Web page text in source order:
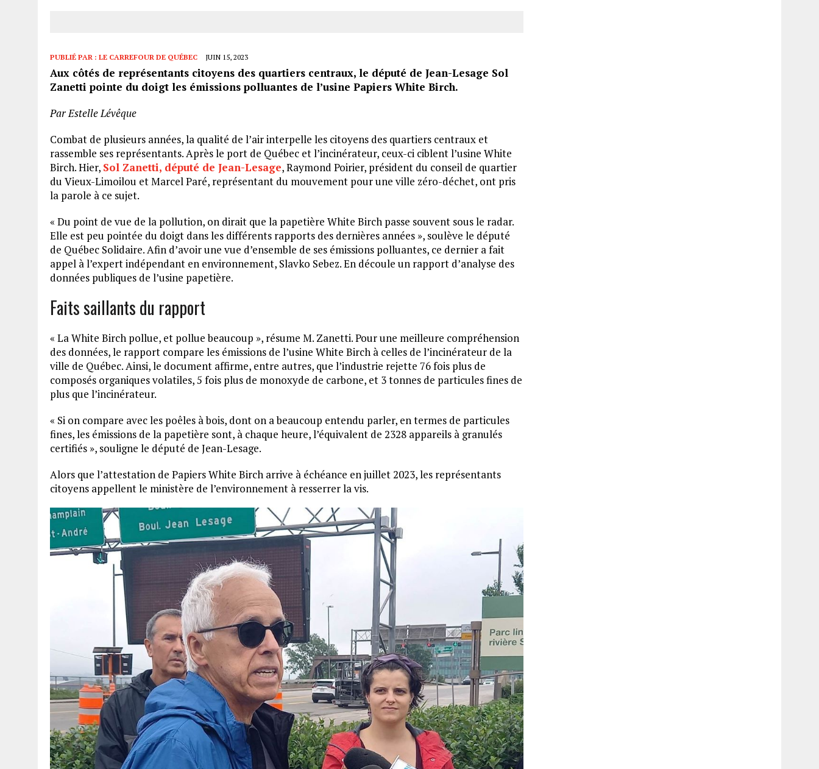
PUBLIÉ PAR : LE CARREFOUR DE QUÉBEC JUIN 15, 2023
Aux côtés de représentants citoyens des quartiers centraux, le député de Jean-Lesage Sol
Zanetti pointe du doigt les émissions polluantes de l’usine Papiers White Birch.
Par Estelle Lévêque
Combat de plusieurs années, la qualité de l’air interpelle les citoyens des quartiers centraux et
rassemble ses représentants. Après le port de Québec et l’incinérateur, ceux-ci ciblent l’usine White
Birch. Hier, Sol Zanetti, député de Jean-Lesage, Raymond Poirier, président du conseil de quartier
du Vieux-Limoilou et Marcel Paré, représentant du mouvement pour une ville zéro-déchet, ont pris
la parole à ce sujet.
« Du point de vue de la pollution, on dirait que la papetière White Birch passe souvent sous le radar.
Elle est peu pointée du doigt dans les différents rapports des dernières années », soulève le député
de Québec Solidaire. Afin d’avoir une vue d’ensemble de ses émissions polluantes, ce dernier a fait
appel à l’expert indépendant en environnement, Slavko Sebez. En découle un rapport d’analyse des
données publiques de l’usine papetière.
Faits saillants du rapport
« La White Birch pollue, et pollue beaucoup », résume M. Zanetti. Pour une meilleure compréhension
des données, le rapport compare les émissions de l’usine White Birch à celles de l’incinérateur de la
ville de Québec. Ainsi, le document affirme, entre autres, que l’industrie rejette 76 fois plus de
composés organiques volatiles, 5 fois plus de monoxyde de carbone, et 3 tonnes de particules fines de
plus que l’incinérateur.
« Si on compare avec les poêles à bois, dont on a beaucoup entendu parler, en termes de particules
fines, les émissions de la papetière sont, à chaque heure, l’équivalent de 2328 appareils à granulés
certifiés », souligne le député de Jean-Lesage.
Alors que l’attestation de Papiers White Birch arrive à échéance en juillet 2023, les représentants
citoyens appellent le ministère de l’environnement à resserrer la vis.